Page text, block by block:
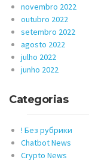
novembro 2022
outubro 2022
setembro 2022
agosto 2022
julho 2022
junho 2022
Categorias
! Без рубрики
Chatbot News
Crypto News